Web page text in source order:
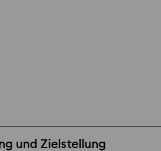
und Zielstellung